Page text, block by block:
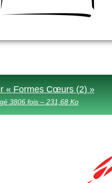
« Formes Cœurs (2) »
3806 fois – 231,68 Ko